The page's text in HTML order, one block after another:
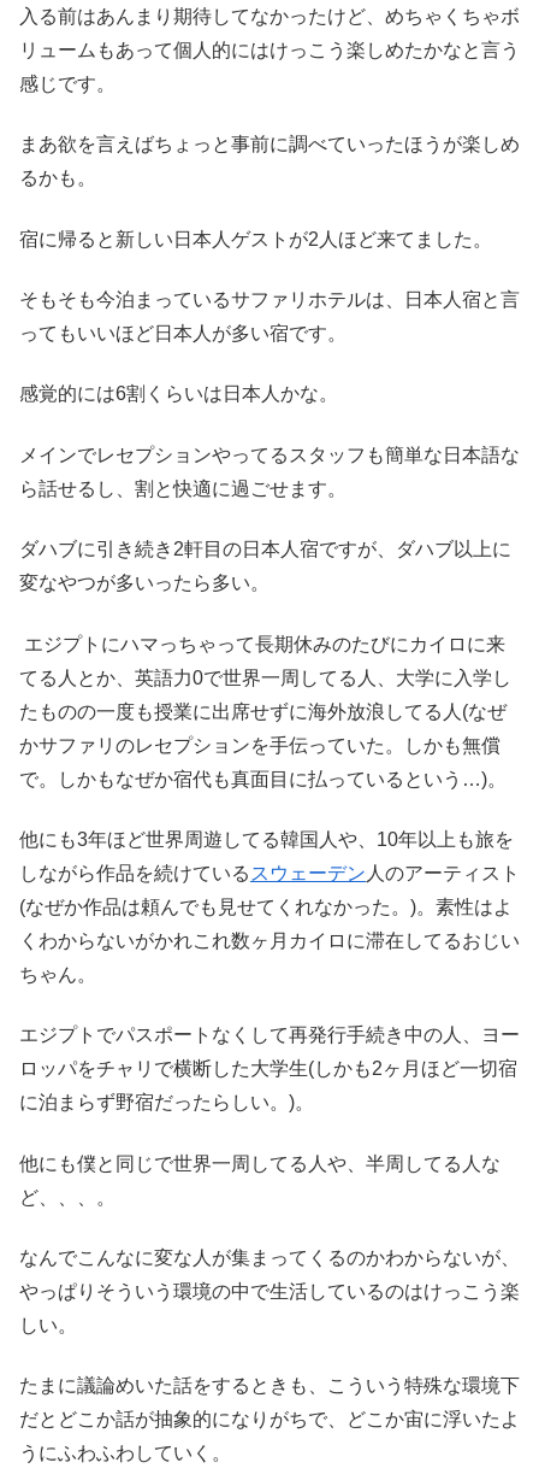
入る前はあんまり期待してなかったけど、めちゃくちゃボ
リュームもあって個人的にはけっこう楽しめたかなと言う
感じです。
まあ欲を言えばちょっと事前に調べていったほうが楽しめ
るかも。
宿に帰ると新しい日本人ゲストが2人ほど来てました。
そもそも今泊まっているサファリホテルは、日本人宿と言
ってもいいほど日本人が多い宿です。
感覚的には6割くらいは日本人かな。
メインでレセプションやってるスタッフも簡単な日本語な
ら話せるし、割と快適に過ごせます。
ダハブに引き続き2軒目の日本人宿ですが、ダハブ以上に
変なやつが多いったら多い。
エジプトにハマっちゃって長期休みのたびにカイロに来
てる人とか、英語力0で世界一周してる人、大学に入学し
たものの一度も授業に出席せずに海外放浪してる人(なぜ
かサファリのレセプションを手伝っていた。しかも無償
で。しかもなぜか宿代も真面目に払っているという…)。
他にも3年ほど世界周遊してる韓国人や、10年以上も旅を
しながら作品を続けている スウェーデン 人のアーティスト
(なぜか作品は頼んでも見せてくれなかった。)。素性はよ
くわからないがかれこれ数ヶ月カイロに滞在してるおじい
ちゃん。
エジプトでパスポートなくして再発行手続き中の人、ヨー
ロッパをチャリで横断した大学生(しかも2ヶ月ほど一切宿
に泊まらず野宿だったらしい。)。
他にも僕と同じで世界一周してる人や、半周してる人な
ど、、、。
なんでこんなに変な人が集まってくるのかわからないが、
やっぱりそういう環境の中で生活しているのはけっこう楽
しい。
たまに議論めいた話をするときも、こういう特殊な環境下
だとどこか話が抽象的になりがちで、どこか宙に浮いたよ
うにふわふわしていく。